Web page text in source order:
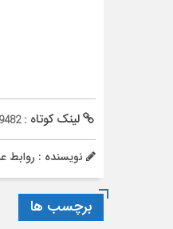
لینک کوتاه :
نویسنده : روابط
برچسب ها